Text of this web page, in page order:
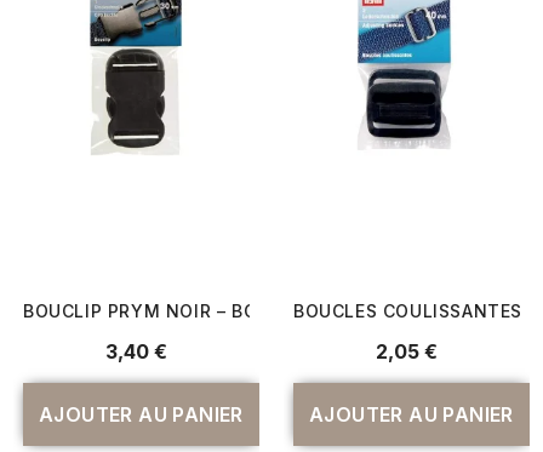
BOUCLIP PRYM NOIR – BOUCLE RAPIDE PLASTIQUE SAC
Prix
3,40 €
AJOUTER AU PANIER
BOUCLES COULISSANTES
Prix
2,05 €
AJOUTER AU PANIER